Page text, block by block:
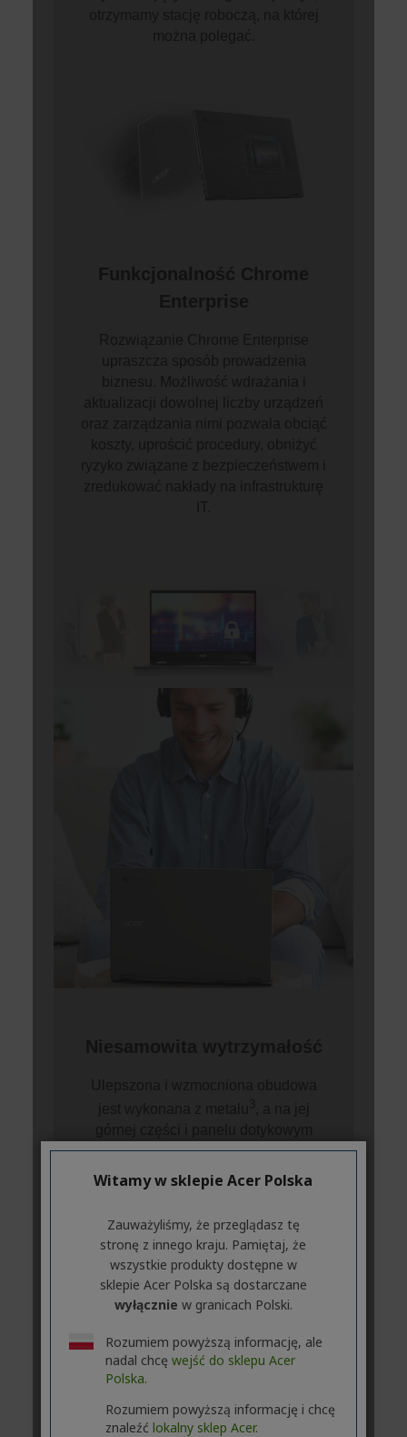
Witamy w sklepie Acer Polska
Zauważyliśmy, że przeglądasz tę
stronę z innego kraju. Pamiętaj, że
wszystkie produkty dostępne w
sklepie Acer Polska są dostarczane
wyłącznie w granicach Polski.
Rozumiem powyższą informację, ale
nadal chcę wejść do sklepu Acer
Polska.
Rozumiem powyższą informację i chcę
znaleźć lokalny sklep Acer.